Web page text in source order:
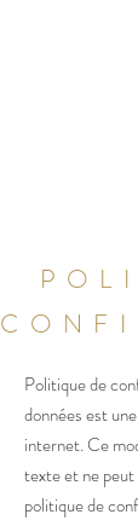
Politique de
données est
internet. Ce
texte et ne
politique de